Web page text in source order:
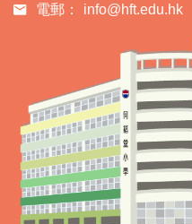
電郵：
info@hft.edu.hk